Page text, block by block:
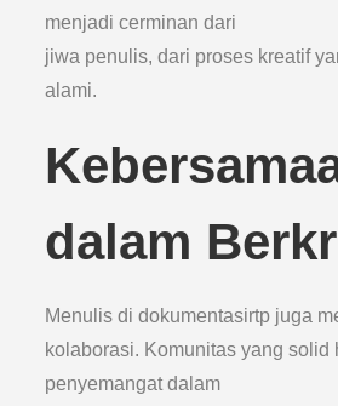
menjadi cerminan dari
jiwa penulis, dari proses kreatif
alami.
dalam
Menulis di dokumentasirtp juga
kolaborasi. Komunitas yang solid
penyemangat dalam